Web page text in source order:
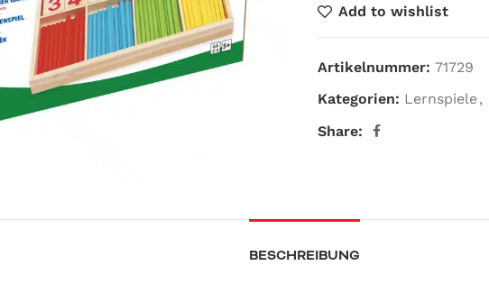
Add to wishlist
Artikelnummer: 71729
Kategorien: Lernspiele,
Share:
BESCHREIBUNG